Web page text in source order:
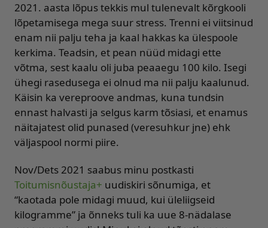
2021. aasta lõpus tekkis mul tulenevalt kõrgkooli
lõpetamisega mega suur stress. Trenni ei viitsinud
enam nii palju teha ja kaal hakkas ka ülespoole
kerkima. Teadsin, et pean nüüd midagi ette
võtma, sest kaalu oli juba peaaegu 100 kilo. Isegi
ühegi rasedusega ei olnud ma nii palju kaalunud.
Käisin ka vereproove andmas, kuna tundsin
ennast halvasti ja selgus karm tõsiasi, et enamus
näitajatest olid punased (veresuhkur jne) ehk
väljaspool normi piire.
Nov/Dets 2021 saabus minu postkasti
Toitumisnõustaja+ uudiskiri sõnumiga, et
“kaotada pole midagi muud, kui üleliigseid
kilogramme” ja õnneks tuli ka uue 8-nädalase